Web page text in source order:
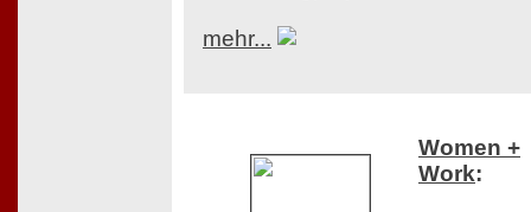
mehr...
Women +
Work: